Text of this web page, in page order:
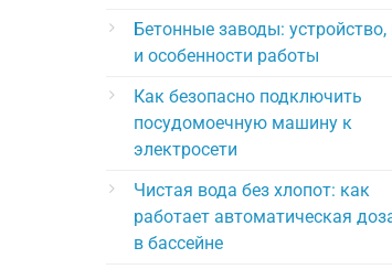
Бетонные заводы:
и особенности работы
Как безопасно подключить
посудомоечную машину к
электросети
Чистая вода без хлопот: как
работает автоматическая
в бассейне